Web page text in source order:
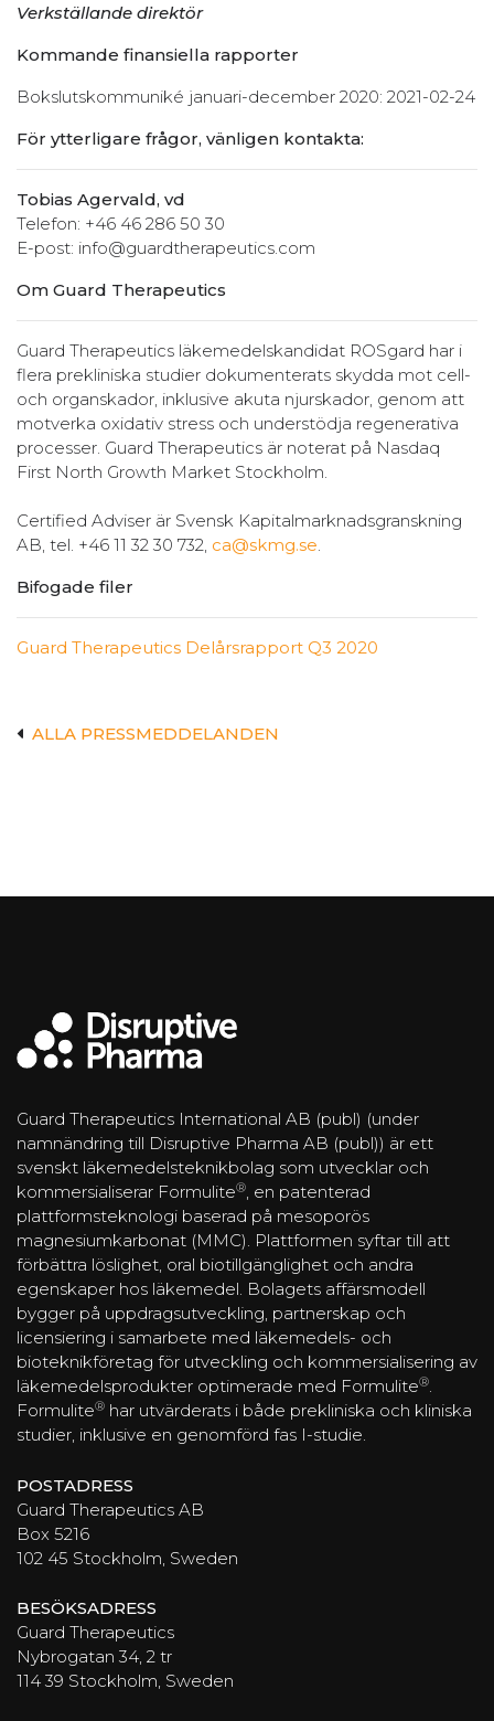
Verkställande direktör
Kommande finansiella rapporter
Bokslutskommuniké januari-december 2020: 2021-02-24
För ytterligare frågor, vänligen kontakta:
Tobias Agervald, vd
Telefon: +46 46 286 50 30
E-post: info@guardtherapeutics.com
Om Guard Therapeutics
Guard Therapeutics läkemedelskandidat ROSgard har i
flera prekliniska studier dokumenterats skydda mot cell-
och organskador, inklusive akuta njurskador, genom att
motverka oxidativ stress och understödja regenerativa
processer. Guard Therapeutics är noterat på Nasdaq
First North Growth Market Stockholm.
Certified Adviser är Svensk Kapitalmarknadsgranskning
AB, tel. +46 11 32 30 732, ca@skmg.se
Bifogade filer
Guard Therapeutics Delårsrapport Q3 2020
ALLA PRESSMEDDELANDEN
Guard Therapeutics International AB (publ) (under
namnändring till Disruptive Pharma AB (publ)) är ett
svenskt läkemedelsteknikbolag som utvecklar och
kommersialiserar Formulite®, en patenterad
plattformsteknologi baserad på mesoporös
magnesiumkarbonat (MMC). Plattformen syftar till att
förbättra löslighet, oral biotillgänglighet och andra
egenskaper hos läkemedel. Bolagets affärsmodell
bygger på uppdragsutveckling, partnerskap och
licensiering i samarbete med läkemedels- och
bioteknikföretag för utveckling och kommersialisering av
läkemedelsprodukter optimerade med Formulite®.
Formulite® har utvärderats i både prekliniska och kliniska
studier, inklusive en genomförd fas I-studie.
POSTADRESS
Guard Therapeutics AB
Box 5216
102 45 Stockholm, Sweden
BESÖKSADRESS
Guard Therapeutics
Nybrogatan 34, 2 tr
114 39 Stockholm, Sweden